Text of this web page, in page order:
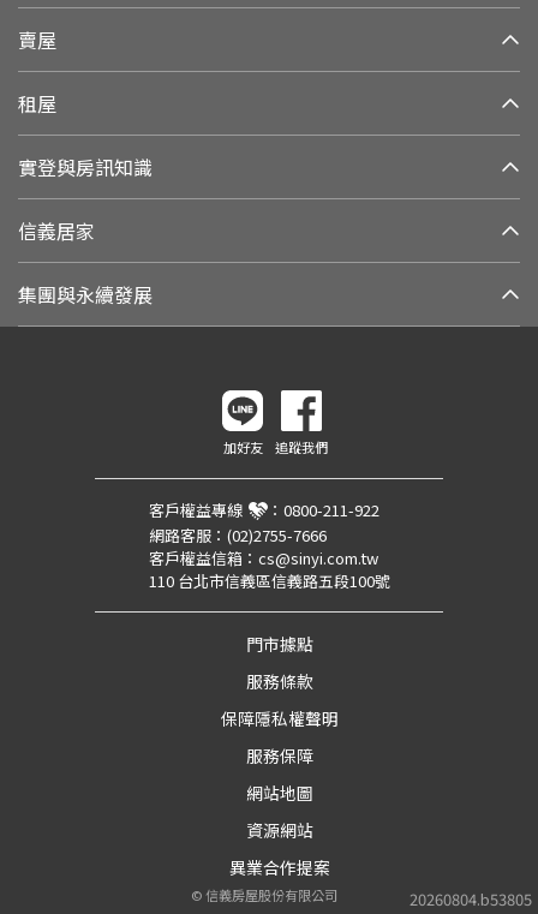
賣屋
租屋
實登與房訊知識
信義居家
集團與永續發展
20260804.b53805
加好友 追蹤我們
客戶權益專線 ： 0800-211-922
網路客服： (02)2755-7666
客戶權益信箱： cs@sinyi.com.tw
110 台北市信義區信義路五段100號
門市據點
服務條款
保障隱私權聲明
服務保障
網站地圖
資源網站
異業合作提案
©信義房屋股份有限公司